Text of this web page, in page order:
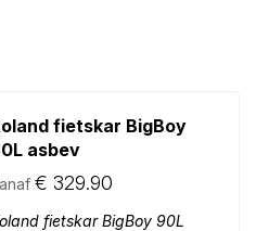
fietskar BigBoy
asbev
€ 329.90
fietskar BigBoy 90L